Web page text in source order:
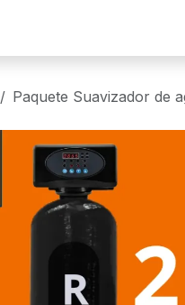
Paquete Suavizador de